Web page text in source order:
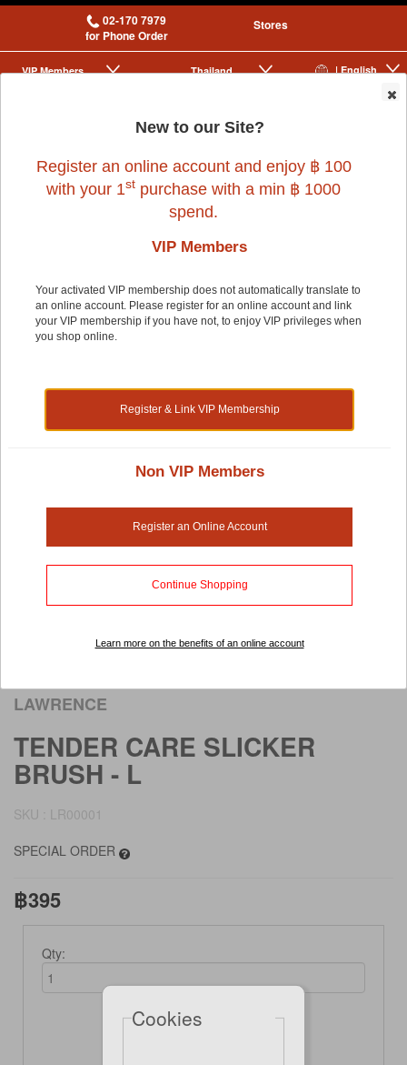
02-170 7979
for Phone Order
Stores
| English
Thailand
VIP Membership
|
LAWRENCE
TENDER CARE SLICKER
BRUSH - L
SKU : LR00001
SPECIAL ORDER
฿395
Qty:
Cookies
New to our Site?
Register an online account and enjoy ฿ 100
with your 1st purchase with a min ฿ 1000
spend.
VIP Members
Your activated VIP membership does not automatically translate to
an online account. Please register for an online account and link
your VIP membership if you have not, to enjoy VIP privileges when
you shop online.
Register & Link VIP Membership
Non VIP Members
Register an Online Account
Continue Shopping
Learn more on the benefits of an online account